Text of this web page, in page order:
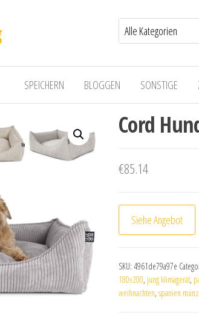
SPEICHERN BLOGGEN SONSTIGE
Cord
€85.14
Siehe Angebot
SKU: 4961de79a97e
180x200, jung klimagerät,
weihnachten, spanien